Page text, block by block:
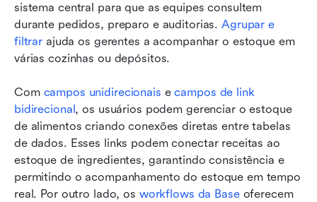
sistema central para que as equipes consultem
durante pedidos, preparo e auditorias. Agrupar e
filtrar ajuda os gerentes a acompanhar o estoque em
várias cozinhas ou depósitos.
Com campos unidirecionais e campos de link
bidirecional , os usuários podem gerenciar o estoque
de alimentos criando conexões diretas entre tabelas
de dados. Esses links podem conectar receitas ao
estoque de ingredientes, garantindo consistência e
permitindo o acompanhamento do estoque em tempo
real. Por outro lado, os workflows da Base oferecem